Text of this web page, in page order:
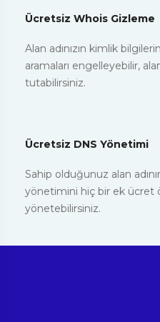
Ücretsiz Whois Gizleme
Alan adınızın kimlik
aramaları engelleyebilir,
tutabilirsiniz.
Ücretsiz DNS Yönetimi
Sahip olduğunuz alan
yönetimini hiç bir ek ücret
yönetebilirsiniz.